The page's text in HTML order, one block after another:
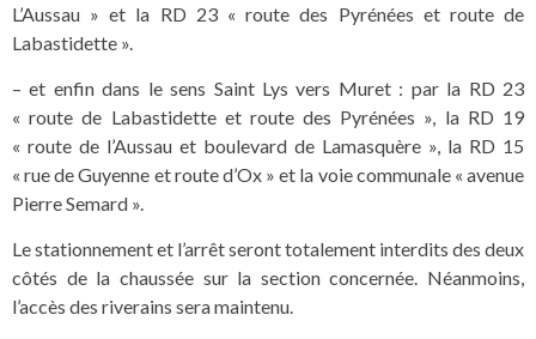
L’Aussau » et la RD 23 « route des Pyrénées et route de
Labastidette ».
– et enfin dans le sens Saint Lys vers Muret : par la RD 23
« route de Labastidette et route des Pyrénées », la RD 19
« route de l’Aussau et boulevard de Lamasquère », la RD 15
« rue de Guyenne et route d’Ox » et la voie communale « avenue
Pierre Semard ».
Le stationnement et l’arrêt seront totalement interdits des deux
côtés de la chaussée sur la section concernée. Néanmoins,
l’accès des riverains sera maintenu.